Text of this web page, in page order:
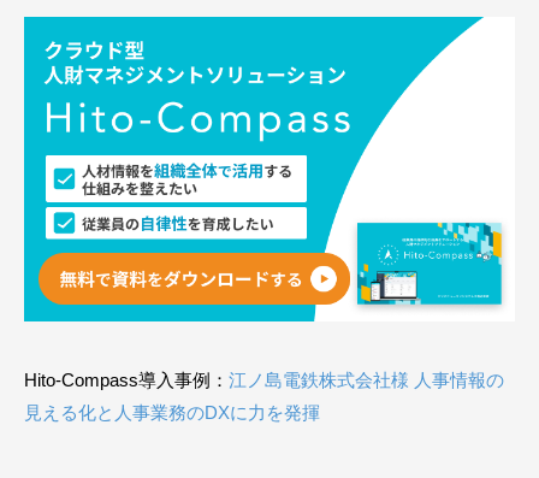
Hito-Compass導入事例： 江ノ島電鉄株式会社様 人事情報の
見える化と人事業務のDXに力を発揮